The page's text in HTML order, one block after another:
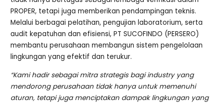
PROPER, tetapi juga memberikan pendampingan teknis.
Melalui berbagai pelatihan, pengujian laboratorium, serta
audit kepatuhan dan efisiensi, PT SUCOFINDO (PERSERO)
membantu perusahaan membangun sistem pengelolaan
lingkungan yang efektif dan terukur.
“Kami hadir sebagai mitra strategis bagi industry yang
mendorong perusahaan tidak hanya untuk memenuhi
aturan, tetapi juga menciptakan dampak lingkungan yang